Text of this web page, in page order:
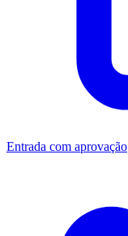
Entrada com aprovação